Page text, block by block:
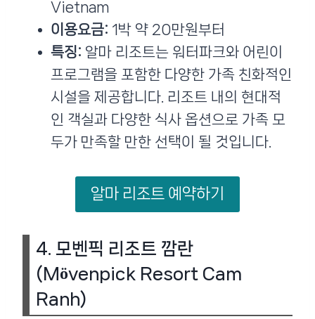
Vietnam
이용요금: 1박 약 20만원부터
특징: 알마 리조트는 워터파크와 어린이
프로그램을 포함한 다양한 가족 친화적인
시설을 제공합니다. 리조트 내의 현대적
인 객실과 다양한 식사 옵션으로 가족 모
두가 만족할 만한 선택이 될 것입니다​.
알마 리조트 예약하기
4. 모벤픽 리조트 깜란
(Mövenpick Resort Cam
Ranh)